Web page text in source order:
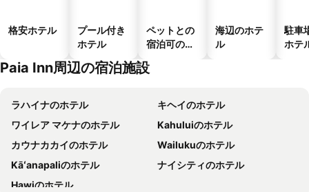
格安ホテル
プール付き
ホテル
ペットとの
宿泊可のホ
海辺のホテ
ル
駐車
ホテ
Paia Inn周辺の宿泊施設
ラハイナのホテル
キヘイのホテル
ワイレア マケナのホテル
Kahuluiのホテル
カウナカカイのホテル
Wailukuのホテル
Kāʻanapaliのホテル
ナイシティのホテル
Hawiのホテル